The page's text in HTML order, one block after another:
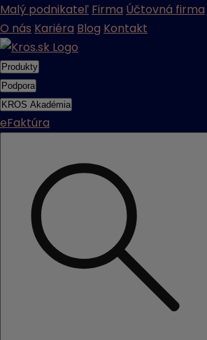
Malý podnikateľ Firma Účtovná firma
O nás Kariéra Blog Kontakt
Produkty
Podpora
KROS Akadémia
eFaktúra